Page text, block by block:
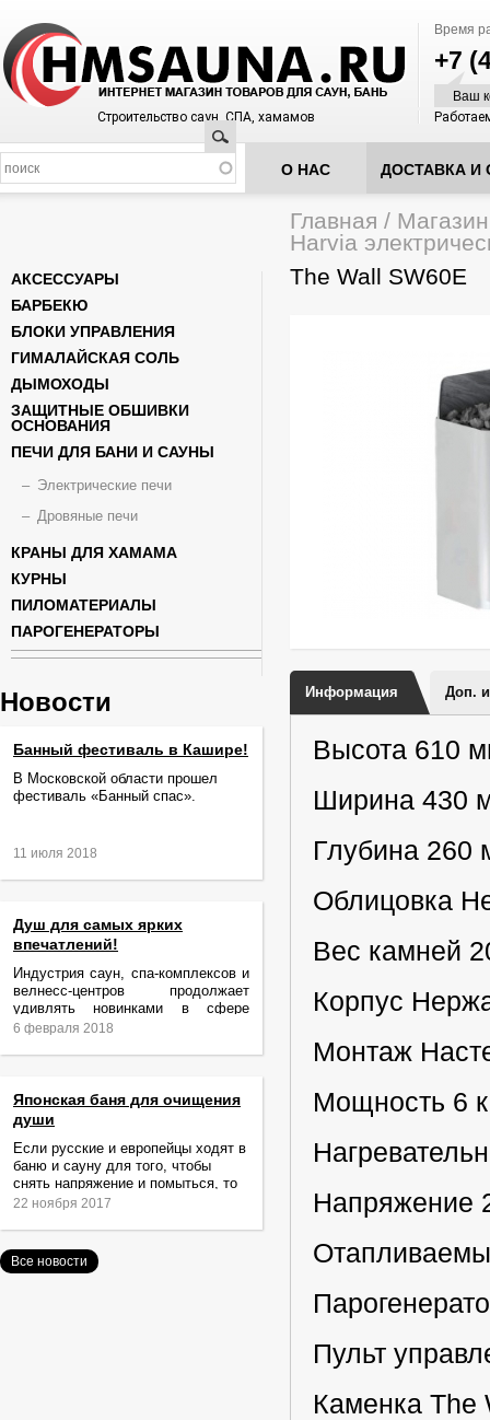
Время
+7
Ваш
Строительство саун, СПА, хамамов
Поиск
О НАС ДОСТАВКА И
Вы здесь
Главная / Магазин
Harvia
The Wall SW60E
Информация Доп.
Высота 610
Ширина 430
Глубина 260
Облицовка
Вес камней
Корпус
Монтаж
Мощность 6
Напряжение
Пульт
Каменка The
АКСЕССУАРЫ
БАРБЕКЮ
БЛОКИ УПРАВЛЕНИЯ
ГИМАЛАЙСКАЯ СОЛЬ
ДЫМОХОДЫ
ЗАЩИТНЫЕ ОБШИВКИ
ОСНОВАНИЯ
ПЕЧИ ДЛЯ БАНИ И САУНЫ
Электрические печи
Дровяные печи
КРАНЫ ДЛЯ ХАМАМА
КУРНЫ
ПИЛОМАТЕРИАЛЫ
ПАРОГЕНЕРАТОРЫ
Новости
Банный фестиваль в Кашире!
В Московской области прошел
фестиваль «Банный спас».
11 июля 2018
Душ для самых ярких
впечатлений!
Индустрия саун, спа-комплексов и
велнесс-центров продолжает
удивлять новинками в сфере
релаксации и ухода за телом.
6 февраля 2018
Японская баня для очищения
души
Если русские и европейцы ходят в
баню и сауну для того, чтобы
снять напряжение и помыться, то
жители Японии идут туда за
22 ноября 2017
Все новости